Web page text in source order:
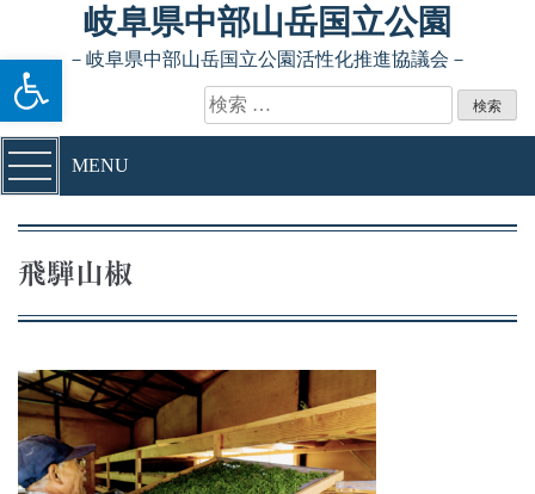
ツールバーを開く
Skip to content岐阜県中部山岳国立公園
－岐阜県中部山岳国立公園活性化推進協議会－
検索:
MENU
飛騨山椒